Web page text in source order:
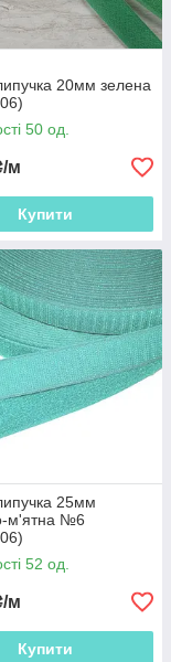
20мм зелена
50 од.
м
Купити
25мм
м'ятна №6
52 од.
м
Купити